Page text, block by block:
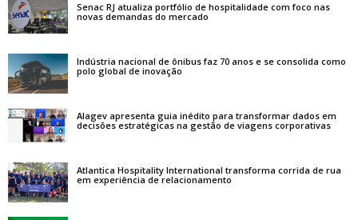
Senac RJ atualiza portfólio de hospitalidade com foco nas
novas demandas do mercado
Indústria nacional de ônibus faz 70 anos e se consolida como
polo global de inovação
Alagev apresenta guia inédito para transformar dados em
decisões estratégicas na gestão de viagens corporativas
Atlantica Hospitality International transforma corrida de rua
em experiência de relacionamento